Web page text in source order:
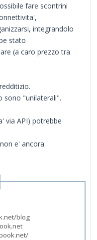
fare scontrini
integrandolo
stato
(a caro prezzo tra
sono "unilaterali".
via API) potrebbe
e' ancora
blog